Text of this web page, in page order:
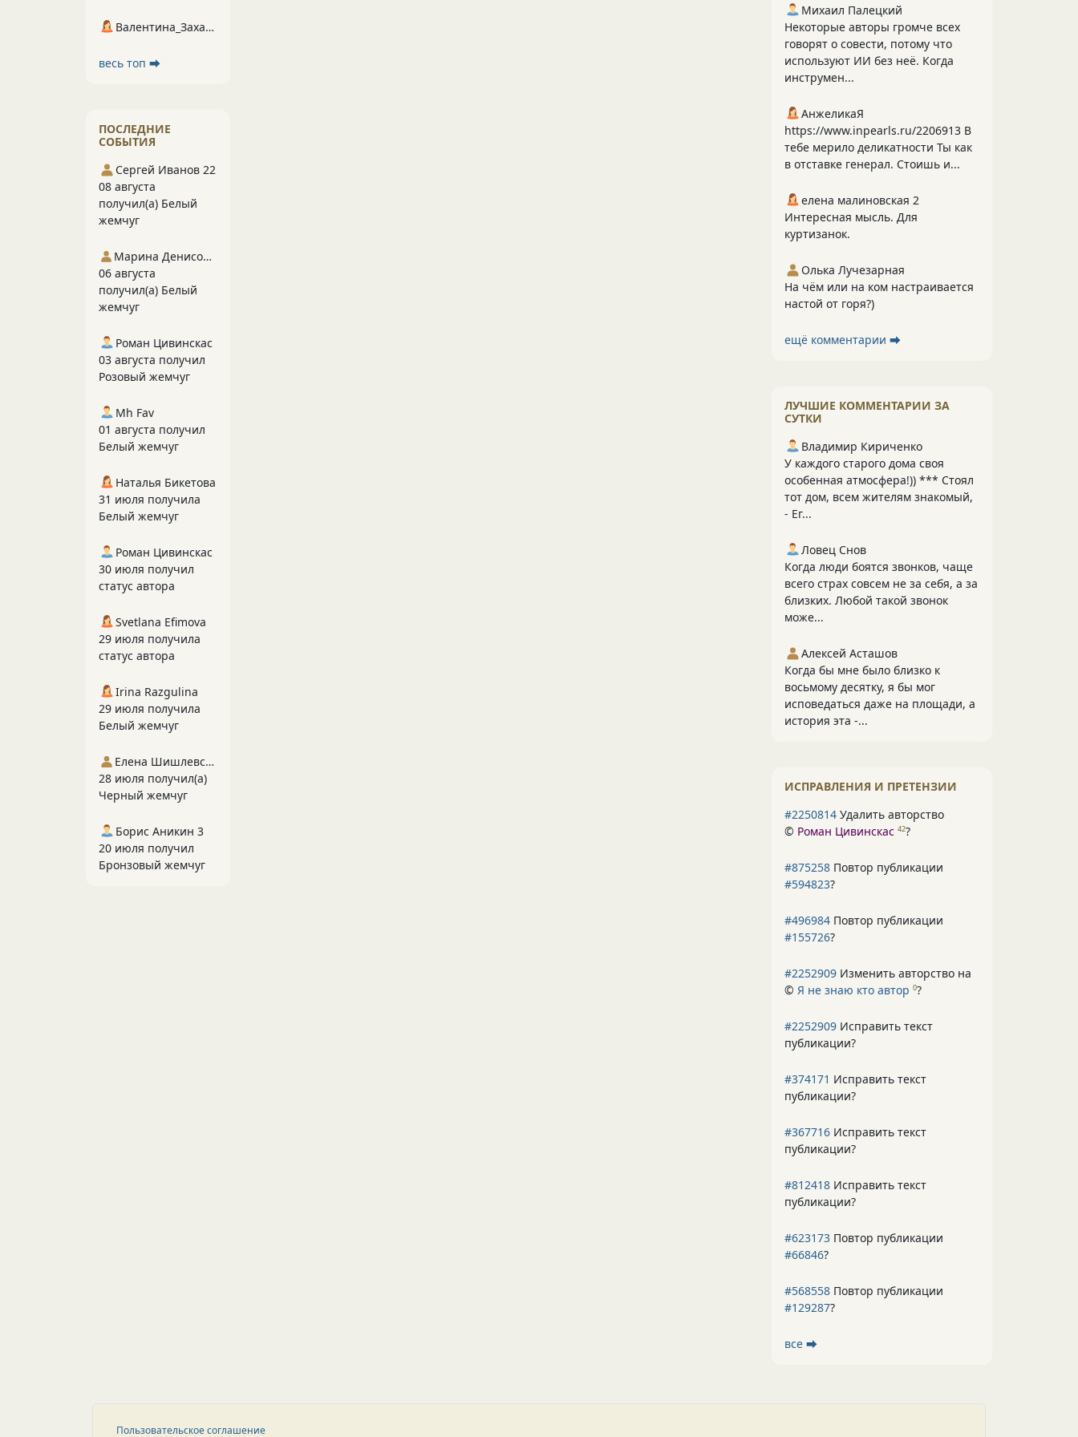
Михаил Палецкий
Некоторые авторы громче всех
говорят о совести, потому что
используют ИИ без неё. Когда
инструмен...
АнжеликаЯ
https://www.inpearls.ru/2206913 В
тебе мерило деликатности Ты как
в отставке генерал. Стоишь и...
елена малиновская 2
Интересная мысль. Для
куртизанок.
Олька Лучезарная
На чём или на ком настраивается
настой от горя?)
ещё комментарии ⮕
ЛУЧШИЕ КОММЕНТАРИИ ЗА
СУТКИ
Владимир Кириченко
У каждого старого дома своя
особенная атмосфера!)) *** Стоял
тот дом, всем жителям знакомый,
- Ег...
Ловец Снов
Когда люди боятся звонков, чаще
всего страх совсем не за себя, а за
близких. Любой такой звонок
може...
Алексей Асташов
Когда бы мне было близко к
восьмому десятку, я бы мог
исповедаться даже на площади, а
история эта -...
ИСПРАВЛЕНИЯ И ПРЕТЕНЗИИ
#2250814 Удалить авторство
© Роман Цивинскас 42?
#875258 Повтор публикации
#594823?
#496984 Повтор публикации
#155726?
#2252909 Изменить авторство на
© Я не знаю кто автор 0?
#2252909 Исправить текст
публикации?
#374171 Исправить текст
публикации?
#367716 Исправить текст
публикации?
#812418 Исправить текст
публикации?
#623173 Повтор публикации
#66846?
#568558 Повтор публикации
#129287?
все ⮕
Валентина_Захарова
весь топ ⮕
ПОСЛЕДНИЕ
СОБЫТИЯ
Сергей Иванов 22
08 августа
получил(а) Белый
жемчуг
Марина Денисова 5
06 августа
получил(а) Белый
жемчуг
Роман Цивинскас
03 августа получил
Розовый жемчуг
Mh Fav
01 августа получил
Белый жемчуг
Наталья Бикетова
31 июля получила
Белый жемчуг
Роман Цивинскас
30 июля получил
статус автора
Svetlana Efimova
29 июля получила
статус автора
Irina Razgulina
29 июля получила
Белый жемчуг
Елена Шишлевская
28 июля получил(а)
Черный жемчуг
Борис Аникин 3
20 июля получил
Бронзовый жемчуг
Пользовательское соглашение